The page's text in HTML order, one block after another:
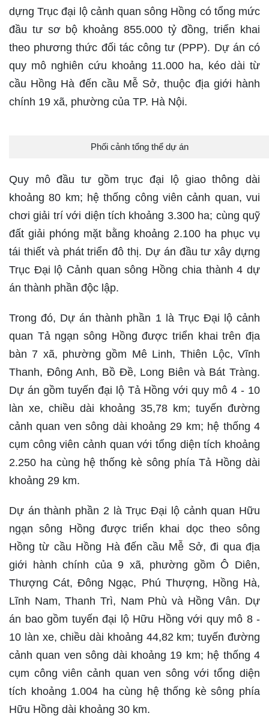
dựng Trục đại lộ cảnh quan sông Hồng có tổng mức
đầu tư sơ bộ khoảng 855.000 tỷ đồng, triển khai
theo phương thức đối tác công tư (PPP). Dự án có
quy mô nghiên cứu khoảng 11.000 ha, kéo dài từ
cầu Hồng Hà đến cầu Mễ Sở, thuộc địa giới hành
chính 19 xã, phường của TP. Hà Nội.
Phối cảnh tổng thể dự án
Quy mô đầu tư gồm trục đại lộ giao thông dài
khoảng 80 km; hệ thống công viên cảnh quan, vui
chơi giải trí với diện tích khoảng 3.300 ha; cùng quỹ
đất giải phóng mặt bằng khoảng 2.100 ha phục vụ
tái thiết và phát triển đô thị. Dự án đầu tư xây dựng
Trục Đại lộ Cảnh quan sông Hồng chia thành 4 dự
án thành phần độc lập.
Trong đó, Dự án thành phần 1 là Trục Đại lộ cảnh
quan Tả ngạn sông Hồng được triển khai trên địa
bàn 7 xã, phường gồm Mê Linh, Thiên Lộc, Vĩnh
Thanh, Đông Anh, Bồ Đề, Long Biên và Bát Tràng.
Dự án gồm tuyến đại lộ Tả Hồng với quy mô 4 - 10
làn xe, chiều dài khoảng 35,78 km; tuyến đường
cảnh quan ven sông dài khoảng 29 km; hệ thống 4
cụm công viên cảnh quan với tổng diện tích khoảng
2.250 ha cùng hệ thống kè sông phía Tả Hồng dài
khoảng 29 km.
Dự án thành phần 2 là Trục Đại lộ cảnh quan Hữu
ngạn sông Hồng được triển khai dọc theo sông
Hồng từ cầu Hồng Hà đến cầu Mễ Sở, đi qua địa
giới hành chính của 9 xã, phường gồm Ô Diên,
Thượng Cát, Đông Ngạc, Phú Thượng, Hồng Hà,
Lĩnh Nam, Thanh Trì, Nam Phù và Hồng Vân. Dự
án bao gồm tuyến đại lộ Hữu Hồng với quy mô 8 -
10 làn xe, chiều dài khoảng 44,82 km; tuyến đường
cảnh quan ven sông dài khoảng 19 km; hệ thống 4
cụm công viên cảnh quan ven sông với tổng diện
tích khoảng 1.004 ha cùng hệ thống kè sông phía
Hữu Hồng dài khoảng 30 km.